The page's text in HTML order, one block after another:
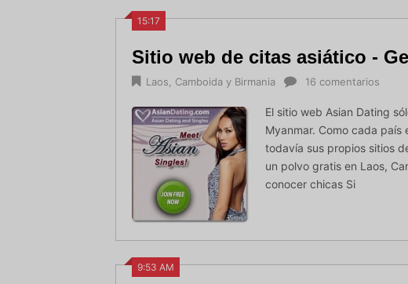
15:17
Sitio web de citas asiático -
Laos, Camboida y Birmania 16 comentarios
El sitio web Asian Dating
Myanmar. Como cada país
todavía sus propios sitios
un polvo gratis en Laos,
conocer chicas Si
9:53 AM